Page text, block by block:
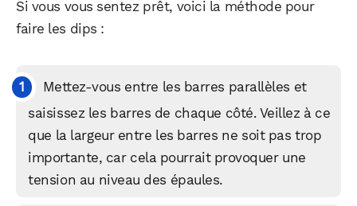
Si vous vous sentez prêt, voici la méthode pour
faire les dips :
Mettez-vous entre les barres parallèles et
saisissez les barres de chaque côté. Veillez à ce
que la largeur entre les barres ne soit pas trop
importante, car cela pourrait provoquer une
tension au niveau des épaules.